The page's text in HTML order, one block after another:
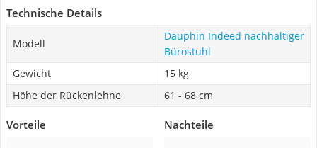
Technische Details
Modell
Dauphin Indeed nachhaltiger
Bürostuhl
Gewicht
15 kg
Höhe der Rückenlehne
61 - 68 cm
Vorteile Nachteile